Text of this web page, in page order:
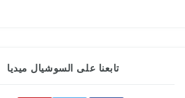
تابعنا على السوشيال ميديا